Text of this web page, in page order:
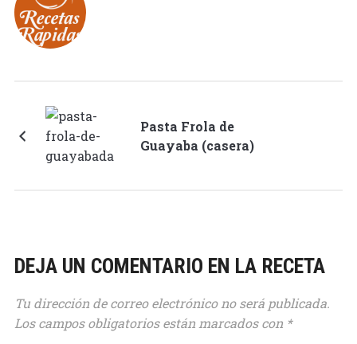
Pasta Frola de
Guayaba (casera)
DEJA UN COMENTARIO EN LA RECETA
Tu dirección de correo electrónico no será publicada.
Los campos obligatorios están marcados con *